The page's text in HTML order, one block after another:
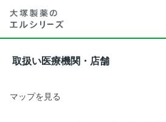
取扱い医療機関・店舗
マップを見る